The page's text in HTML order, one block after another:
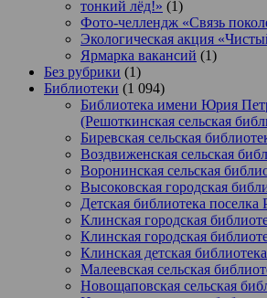
тонкий лёд!» (1)
Фото-челлендж «Связь
Экологическая акция
Ярмарка вакансий (1)
Без рубрики (1)
Библиотеки (1 094)
Библиотека имени Юрия
(Решоткинская сельская
Биревская сельская
Воздвиженская сельская
Воронинская сельская
Высоковская городская
Детская библиотека
Клинская городская
Клинская городская
Клинская детская
Малеевская сельская
Новощаповская сельская